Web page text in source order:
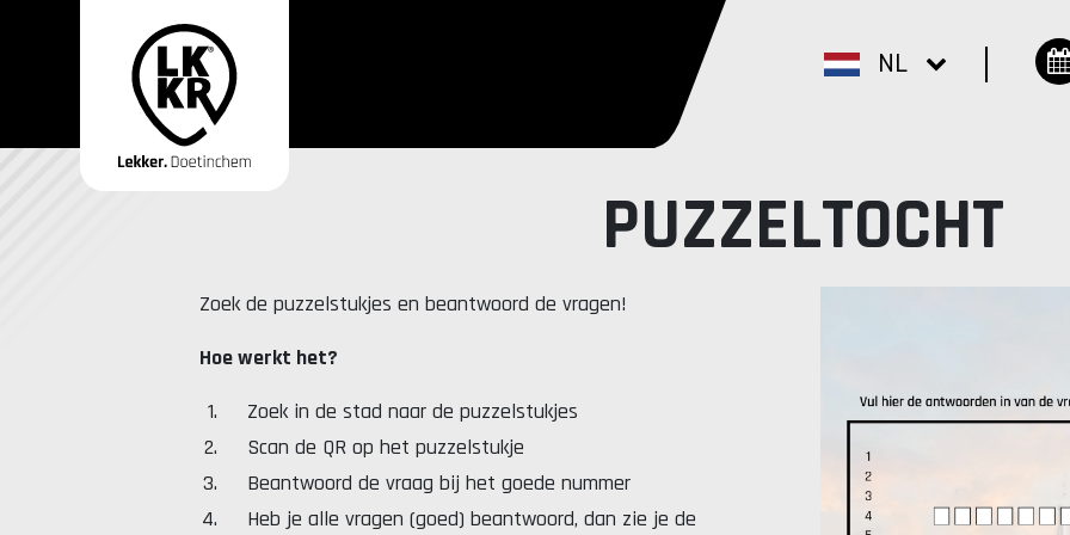
NL
PUZZELTOCHT
Zoek de puzzelstukjes en beantwoord de vragen!
Hoe werkt het?
Zoek in de stad naar de puzzelstukjes
Scan de QR op het puzzelstukje
Beantwoord de vraag bij het goede nummer
Heb je alle vragen (goed) beantwoord, dan zie je de